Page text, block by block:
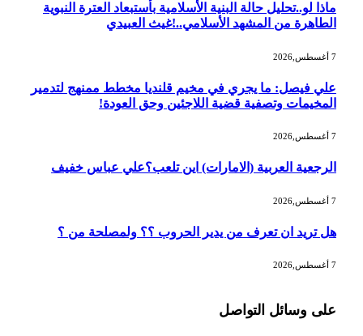
ماذا لو..تحليل حالة البنية الأسلامية بأستبعاد العترة النبوية
الطاهرة من المشهد الأسلامي..!غيث العبيدي
علي فيصل: ما يجري في مخيم قلنديا مخطط ممنهج لتدمير
المخيمات وتصفية قضية اللاجئين وحق العودة!
الرجعية العربية (الامارات) اين تلعب؟علي عباس خفيف
هل تريد ان تعرف من يدير الحروب ؟؟ ولمصلحة من ؟
على وسائل التواصل